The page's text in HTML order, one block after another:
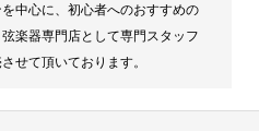
中心に、初心者へのおすすめの
楽器専門店として専門スタッフ
せて頂いております。